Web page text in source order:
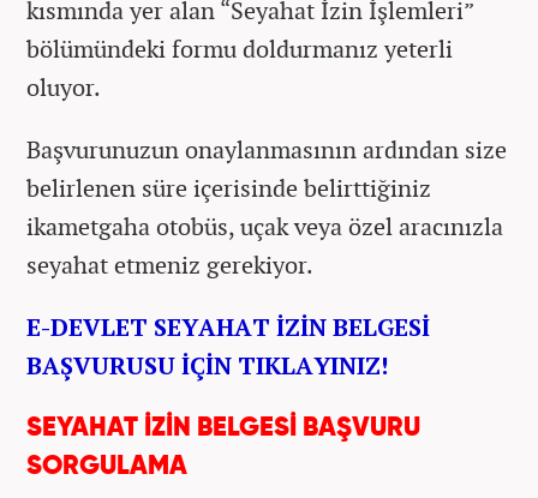
kısmında yer alan “Seyahat İzin İşlemleri”
bölümündeki formu doldurmanız yeterli
oluyor.
Başvurunuzun onaylanmasının ardından size
belirlenen süre içerisinde belirttiğiniz
ikametgaha otobüs, uçak veya özel aracınızla
seyahat etmeniz gerekiyor.
E-DEVLET SEYAHAT İZİN BELGESİ
BAŞVURUSU İÇİN TIKLAYINIZ!
SEYAHAT İZİN BELGESİ BAŞVURU
SORGULAMA